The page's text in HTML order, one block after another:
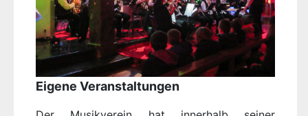
Eigene Veranstaltungen